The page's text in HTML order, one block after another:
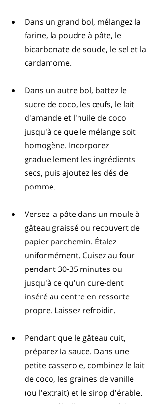
Dans un grand bol, mélangez la
farine, la poudre à pâte, le
bicarbonate de soude, le sel et la
cardamome.
Dans un autre bol, battez le
sucre de coco, les œufs, le lait
d'amande et l'huile de coco
jusqu'à ce que le mélange soit
homogène. Incorporez
graduellement les ingrédients
secs, puis ajoutez les dés de
pomme.
Versez la pâte dans un moule à
gâteau graissé ou recouvert de
papier parchemin. Étalez
uniformément. Cuisez au four
pendant 30-35 minutes ou
jusqu'à ce qu'un cure-dent
inséré au centre en ressorte
propre. Laissez refroidir.
Pendant que le gâteau cuit,
préparez la sauce. Dans une
petite casserole, combinez le lait
de coco, les graines de vanille
(ou l'extrait) et le sirop d'érable.